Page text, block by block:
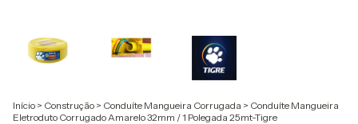
Início > Construção > Conduíte Mangueira Corrugada > Conduíte Mangueira
Eletroduto Corrugado Amarelo 32mm / 1 Polegada 25mt-Tigre